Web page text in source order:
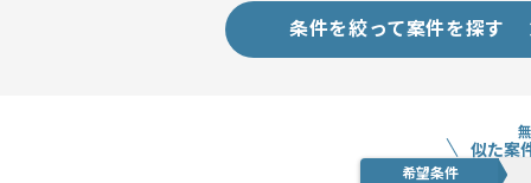
条件を絞って案件を探す
似た案
希望条件